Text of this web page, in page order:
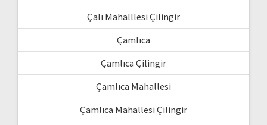
Çalı Mahalllesi Çilingir
Çamlıca
Çamlıca Çilingir
Çamlıca Mahallesi
Çamlıca Mahallesi Çilingir